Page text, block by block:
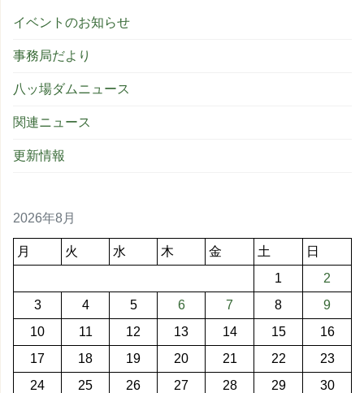
イベントのお知らせ
事務局だより
八ッ場ダムニュース
関連ニュース
更新情報
2026年8月
月 火 水 木 金 土
日
1
2
3
4 5 6 7 8
9
10
11 12 13 14 15
16
17
18 19 20 21 22
23
24
25 26 27 28 29
30